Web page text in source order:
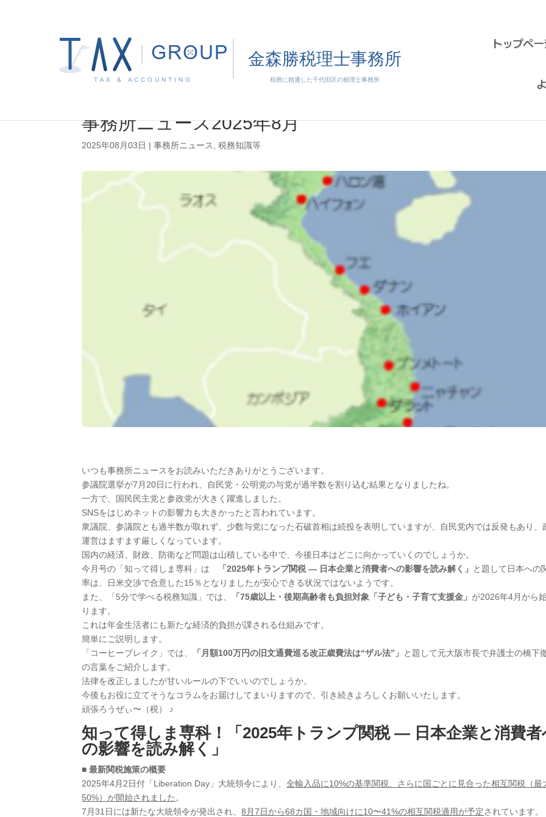
トップペ
事務所ニュース2025年8月
2025年08月03日 |事務所ニュース ,税務知識等
いつも事務所ニュースをお読みいただきありがとうございます。
参議院選挙が7月20日に行われ、自民党・公明党の与党が過半数を割り込む結果となりましたね。
一方で、国民民主党と参政党が大きく躍進しました。
SNSをはじめネットの影響力も大きかったと言われています。
衆議院、参議院とも過半数が取れず、少数与党になった石破首相は続投を表明していますが、自民党内では反発もあり、
運営はますます厳しくなっています。
国内の経済、財政、防衛など問題は山積している中で、今後日本はどこに向かっていくのでしょうか。
今月号の「知って得しま専科」は
「2025年トランプ関税 — 日本企業と消費者への影響を読み解く」 と題して日本への
率は、日米交渉で合意した15％となりましたが安心できる状況ではないようです。
また、「5分で学べる税務知識」では、
「75歳以上・後期高齢者も負担対象「子ども・子育て支援金」 が2026年4月から
ります。
これは年金生活者にも新たな経済的負担が課される仕組みです。
簡単にご説明します。
「コーヒーブレイク」では、
「月額100万円の旧文通費巡る改正歳費法は“ザル法”」 と題して元大阪市長で弁護士の橋下
の言葉をご紹介します。
法律を改正しましたが甘いルールの下でいいのでしょうか。
今後もお役に立てそうなコラムをお届けしてまいりますので、引き続きよろしくお願いいたします。
頑張ろうぜぃ〜（税） ♪
知って得しま専科！
「2025年トランプ関税 — 日本企業と消費
の影響を読み解く」
■ 最新関税施策の概要
2025年4月2日付「Liberation Day」大統領令により、全輸入品に10%の基準関税、さらに国ごとに見合った相互関税（最
50%）が開始されました 。
7月31日には新たな大統領令が発出され、8月7日から68カ国・地域向けに10〜41%の相互関税適用が予定されています。